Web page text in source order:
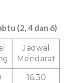
(2, 4 dan 6)
Jadwal
Mendarat
16.30